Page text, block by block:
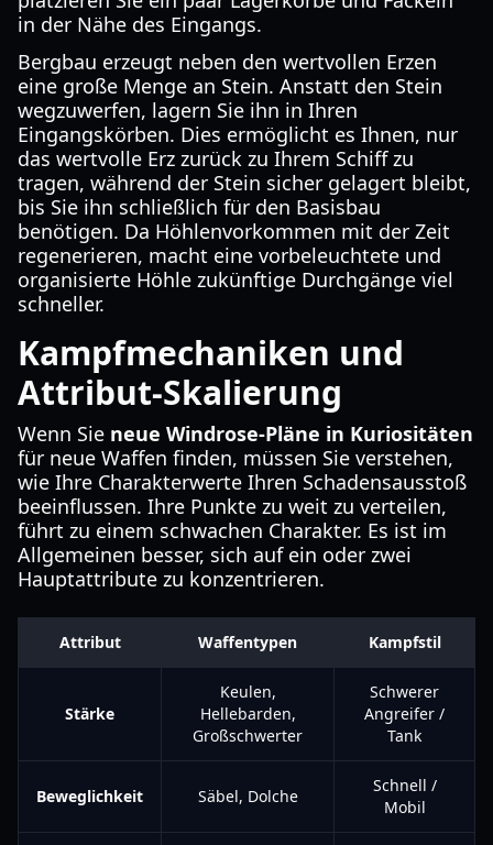
in der Nähe des Eingangs.
Bergbau erzeugt neben den wertvollen Erzen
eine große Menge an Stein. Anstatt den Stein
wegzuwerfen, lagern Sie ihn in Ihren
Eingangskörben. Dies ermöglicht es Ihnen, nur
das wertvolle Erz zurück zu Ihrem Schiff zu
tragen, während der Stein sicher gelagert bleibt,
bis Sie ihn schließlich für den Basisbau
benötigen. Da Höhlenvorkommen mit der Zeit
regenerieren, macht eine vorbeleuchtete und
organisierte Höhle zukünftige Durchgänge viel
schneller.
Kampfmechaniken und
Attribut-Skalierung
Wenn Sie neue Windrose-Pläne in Kuriositäten
für neue Waffen finden, müssen Sie verstehen,
wie Ihre Charakterwerte Ihren Schadensausstoß
beeinflussen. Ihre Punkte zu weit zu verteilen,
führt zu einem schwachen Charakter. Es ist im
Allgemeinen besser, sich auf ein oder zwei
Hauptattribute zu konzentrieren.
Attribut Waffentypen Kampfstil
Stärke
Keulen,
Hellebarden,
Großschwerter
Schwerer
Angreifer /
Tank
Beweglichkeit Säbel, Dolche
Schnell /
Mobil